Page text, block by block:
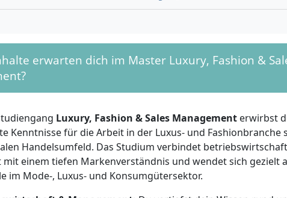
entsprechenden Nachweise erbringen. Die Bewerbung
(NC) ist nicht vorgeschrieben. Fehlen dir ECTS aus dem
Programm zur Qualifizierung möglich.
Interesse an Mode- und Konsumgütermärkte,
sind Teamfähigkeit,Kreativitätund
und Beratungsaufträge einen festen Bestandteil des
Organisationstalent und die Bereitschaft, in internationalen
ebenso gefragt wie die Fähigkeit zu analytischem und
Denken. Vorige Praxiserfahrungen in Mode,
vorteilhaft, aber keine Pflicht. Hohe Eigenmotivation und
erwarten dich im Master Luxury, Fashion &
Luxury, Fashion & Sales Management erwirbst
Kenntnisse für die Arbeit in der Luxus- und Fashionbranche
Handelsumfeld. Das Studium verbindet
mit einem tiefen Markenverständnis und wendet sich gezielt
im Mode-, Luxus- und Konsumgütersektor.